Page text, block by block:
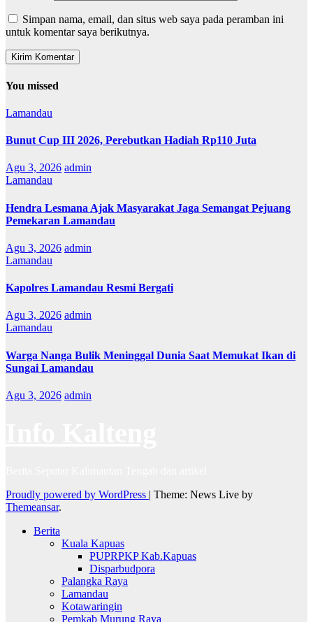
Simpan nama, email, dan situs web saya pada peramban ini
untuk komentar saya berikutnya.
You missed
Lamandau
Bunut Cup III 2026, Perebutkan Hadiah Rp110 Juta
Agu 3, 2026 admin
Lamandau
Hendra Lesmana Ajak Masyarakat Jaga Semangat Pejuang
Pemekaran Lamandau
Agu 3, 2026 admin
Lamandau
Kapolres Lamandau Resmi Bergati
Agu 3, 2026 admin
Lamandau
Warga Nanga Bulik Meninggal Dunia Saat Memukat Ikan di
Sungai Lamandau
Agu 3, 2026 admin
Proudly powered by WordPress | Theme: News Live by
Themeansar.
Berita
Kuala Kapuas
PUPRPKP Kab.Kapuas
Disparbudpora
Palangka Raya
Lamandau
Kotawaringin
Pemkab Murung Raya